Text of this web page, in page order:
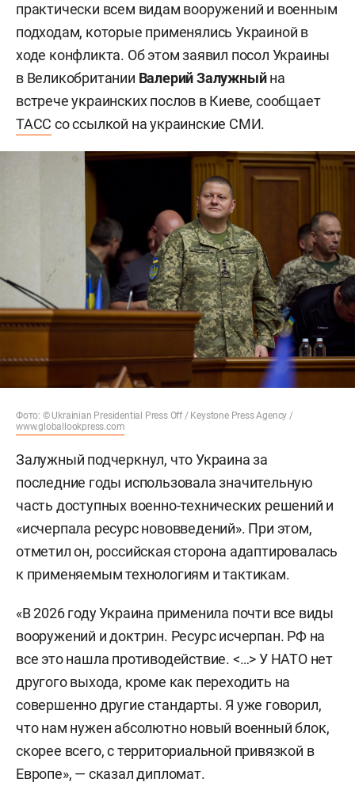
практически всем видам вооружений и военным
подходам, которые применялись Украиной в
ходе конфликта. Об этом заявил посол Украины
в Великобритании Валерий Залужныйна
встрече украинских послов в Киеве, сообщает
ТАСС со ссылкой на украинские СМИ.
Фото: © Ukrainian Presidential Press Off / Keystone Press Agency /
www.globallookpress.com
Залужный подчеркнул, что Украина за
последние годы использовала значительную
часть доступных военно-технических решений и
«исчерпала ресурс нововведений». При этом,
отметил он, российская сторона адаптировалась
к применяемым технологиям и тактикам.
«В 2026 году Украина применила почти все виды
вооружений и доктрин. Ресурс исчерпан. РФ на
все это нашла противодействие. <…> У НАТО нет
другого выхода, кроме как переходить на
совершенно другие стандарты. Я уже говорил,
что нам нужен абсолютно новый военный блок,
скорее всего, с территориальной привязкой в
Европе», — сказал дипломат.